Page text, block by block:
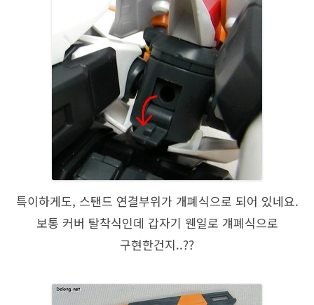
특이하게도, 스탠드 연결부위가 개폐식으로 되어 있네요.
보통 커버 탈착식인데 갑자기 웬일로 걔폐식으로
구현한건지..??